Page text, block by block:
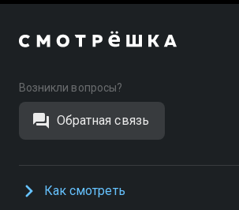
Возникли вопросы?
Обратная связь
Как смотреть